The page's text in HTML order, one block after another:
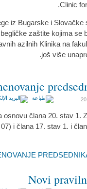
Clinic
iz Bugarske i
zaštite kojima se
azilnih Klinika na
još više
osnovu člana 20. stav 1.
07) i člana 17. stav 1. i
Novi